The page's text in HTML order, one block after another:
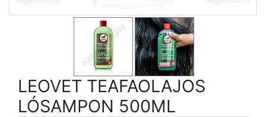
LEOVET TEAFAOLAJOS
LÓSAMPON 500ML